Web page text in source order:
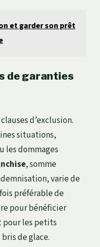
et garder son prêt
de garanties
d’exclusion.
situations,
les dommages
, somme
varie de
préférable de
pour bénéficier
pour les petits
de glace.